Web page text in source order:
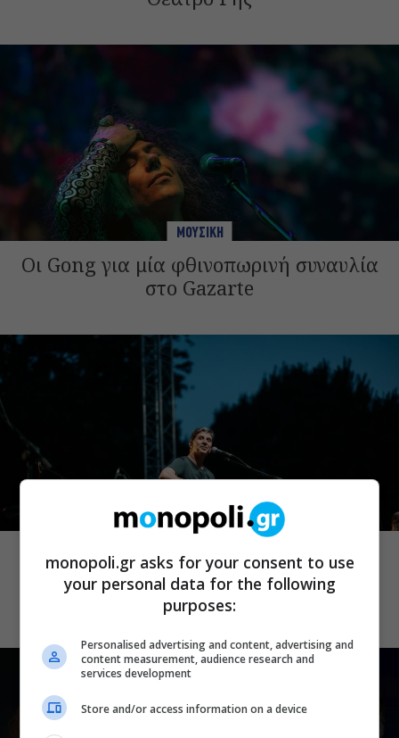
ΜΟΥΣΙΚΗ
Οι Gong για μία φθινοπωρινή συναυλία
στο Gazarte
ΜΟΥΣΙΚΑ ΝΕΑ
Σωκράτης Μάλαμας: Τον Σεπτέμβριο
στο Κατράκειο για δύο τελευταίες
καλοκαιρινές συναυλίες
monopoli.gr asks for your consent to use
your personal data for the following
purposes:
Personalised advertising and content, advertising and
content measurement, audience research and
services development
Store and/or access information on a device